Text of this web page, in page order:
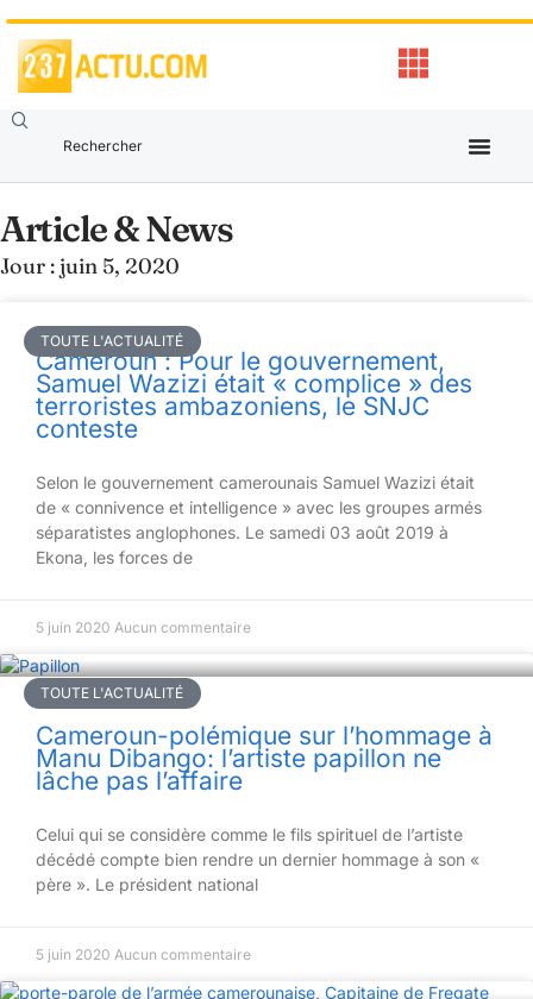
Article & News
Jour : juin 5, 2020
TOUTE L'ACTUALITÉ
Cameroun : Pour le gouvernement,
Samuel Wazizi était « complice » des
terroristes ambazoniens, le SNJC
conteste
Selon le gouvernement camerounais Samuel Wazizi était
de « connivence et intelligence » avec les groupes armés
séparatistes anglophones. Le samedi 03 août 2019 à
Ekona, les forces de
5 juin 2020 Aucun commentaire
TOUTE L'ACTUALITÉ
Cameroun-polémique sur l’hommage à
Manu Dibango: l’artiste papillon ne
lâche pas l’affaire
Celui qui se considère comme le fils spirituel de l’artiste
décédé compte bien rendre un dernier hommage à son «
père ». Le président national
5 juin 2020 Aucun commentaire